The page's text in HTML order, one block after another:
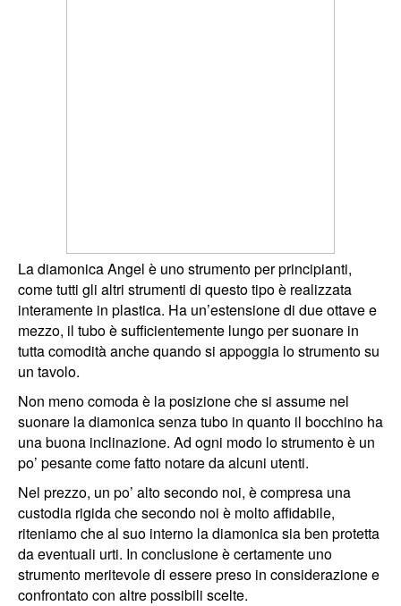
La diamonica Angel è uno strumento per principianti,
come tutti gli altri strumenti di questo tipo è realizzata
interamente in plastica. Ha un’estensione di due ottave e
mezzo, il tubo è sufficientemente lungo per suonare in
tutta comodità anche quando si appoggia lo strumento su
un tavolo.
Non meno comoda è la posizione che si assume nel
suonare la diamonica senza tubo in quanto il bocchino ha
una buona inclinazione. Ad ogni modo lo strumento è un
po’ pesante come fatto notare da alcuni utenti.
Nel prezzo, un po’ alto secondo noi, è compresa una
custodia rigida che secondo noi è molto affidabile,
riteniamo che al suo interno la diamonica sia ben protetta
da eventuali urti. In conclusione è certamente uno
strumento meritevole di essere preso in considerazione e
confrontato con altre possibili scelte.